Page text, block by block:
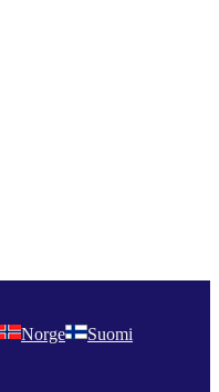
Norge Suomi